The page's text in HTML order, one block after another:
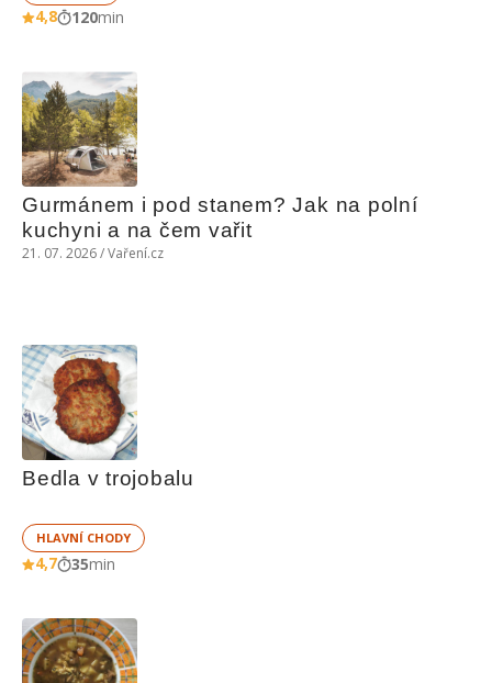
4,8 120min
Gurmánem i pod stanem? Jak na polní
kuchyni a na čem vařit
21. 07. 2026 / Vaření.cz
Bedla v trojobalu
HLAVNÍ CHODY
4,7 35min